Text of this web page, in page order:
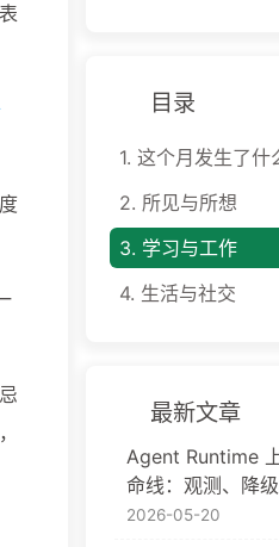
目录
1. 这个月发生了什
2. 所见与所想
3. 学习与工作
4. 生活与社交
最新文章
Agent Runtime
命线：观测、降
2026-05-20